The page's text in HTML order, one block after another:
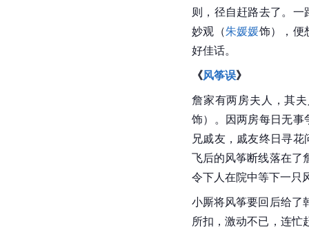
则，径自赶路去了。
妙观（朱媛媛饰），便
好佳话。
《风筝误》
詹家有两房夫人，其
饰）。因两房每日无
兄戚友，戚友终日寻
飞后的风筝断线落在了
令下人在院中等下一只
小厮将风筝要回后给了
所扣，激动不已，连忙